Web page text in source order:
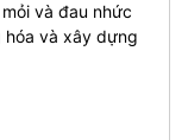
và đau nhức
và xây dựng